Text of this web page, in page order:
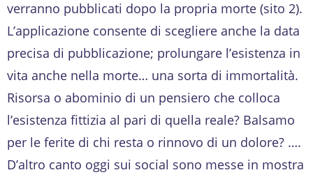
verranno pubblicati dopo la propria morte (sito 2).
L’applicazione consente di scegliere anche la data
precisa di pubblicazione; prolungare l’esistenza in
vita anche nella morte… una sorta di immortalità.
Risorsa o abominio di un pensiero che colloca
l’esistenza fittizia al pari di quella reale? Balsamo
per le ferite di chi resta o rinnovo di un dolore? ….
D’altro canto oggi sui social sono messe in mostra